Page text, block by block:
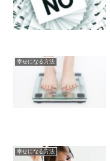
幸せになる方法
幸せになる方法